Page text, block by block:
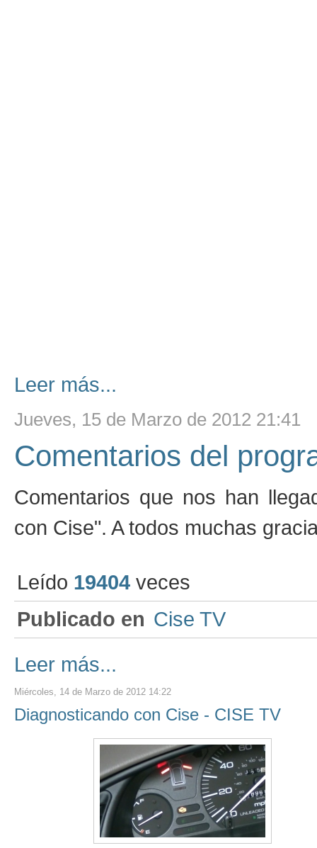
Leer más...
Jueves, 15 de Marzo de 2012 21:41
Comentarios del
Comentarios que nos han
con Cise". A todos muchas
Leído 19404veces
Publicado en Cise TV
Leer más...
Miércoles, 14 de Marzo de 2012 14:22
Diagnosticando con Cise - CISE TV